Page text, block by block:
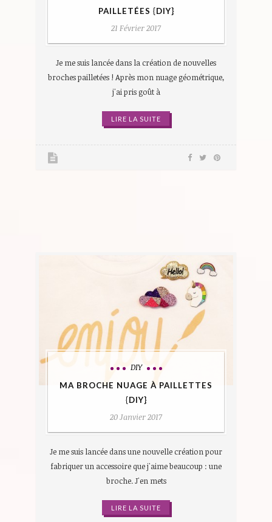
PAILLETÉES {DIY}
21 Février 2017
Je me suis lancée dans la création de nouvelles
broches pailletées ! Après mon nuage géométrique,
j'ai pris goût à
LIRE LA SUITE
DIY
MA BROCHE NUAGE À PAILLETTES
{DIY}
20 Janvier 2017
Je me suis lancée dans une nouvelle création pour
fabriquer un accessoire que j'aime beaucoup : une
broche. J'en mets
LIRE LA SUITE